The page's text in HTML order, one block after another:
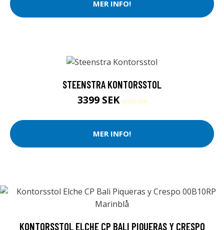
MER INFO!
STEENSTRA KONTORSSTOL
3399 SEK3999 SEK
MER INFO!
KONTORSSTOL ELCHE CP BALI PIQUERAS Y CRESPO